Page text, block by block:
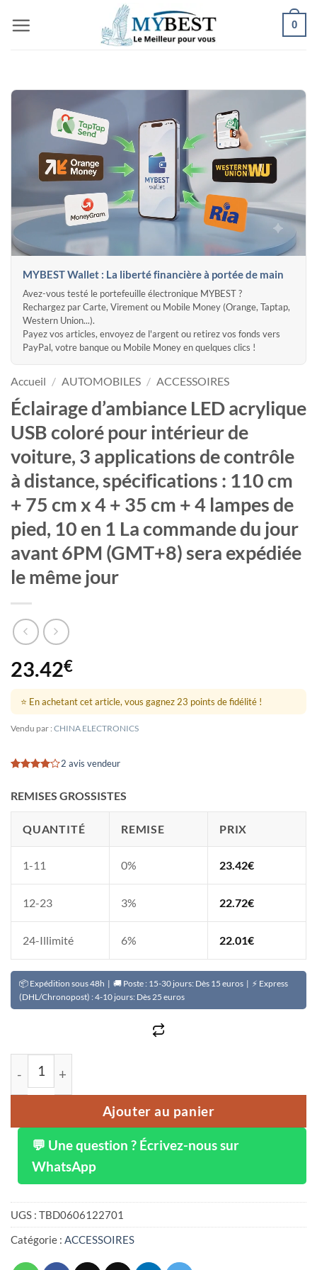
au
0
MYBEST Wallet : La liberté financière à portée de main
Avez-vous testé le portefeuille électronique MYBEST ?
Rechargez par Carte, Virement ou Mobile Money (Orange, Taptap,
Western Union...).
Payez vos articles, envoyez de l'argent ou retirez vos fonds vers
PayPal, votre banque ou Mobile Money en quelques clics !
Accueil / AUTOMOBILES / ACCESSOIRES
Éclairage d’ambiance LED acrylique
USB coloré pour intérieur de
voiture, 3 applications de contrôle
à distance, spécifications : 110 cm
+ 75 cm x 4 + 35 cm + 4 lampes de
pied, 10 en 1 La commande du jour
avant 6PM (GMT+8) sera expédiée
le même jour
23.42€
⭐ En achetant cet article, vous gagnez 23 points de fidélité !
Vendu par : CHINA ELECTRONICS
basé sur
2 avis vendeur
REMISES GROSSISTES
QUANTITÉ REMISE PRIX
1-11 0% 23.42€
12-23 3% 22.72€
24-Illimité 6% 22.01€
📦 Expédition sous 48h | 🚚 Poste : 15-30 jours: Dès 15 euros | ⚡ Express
(DHL/Chronopost) : 4-10 jours: Dès 25 euros
quantité de Éclairage d'ambiance LED acrylique USB
Ajouter au panier
💬 Une question ? Écrivez-nous sur
WhatsApp
UGS : TBD0606122701
Catégorie : ACCESSOIRES